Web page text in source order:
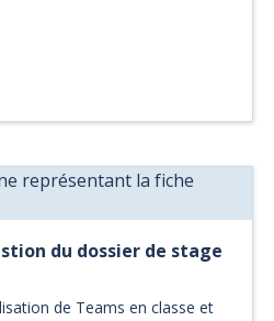
du dossier de stage
de Teams en classe et